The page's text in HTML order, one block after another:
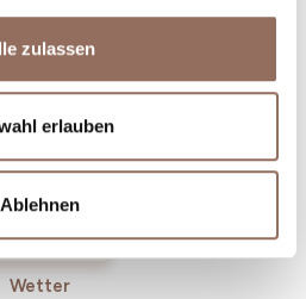
zulassen
erlauben
Ablehnen
Wetter